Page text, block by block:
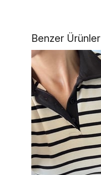
Benzer Ürünler